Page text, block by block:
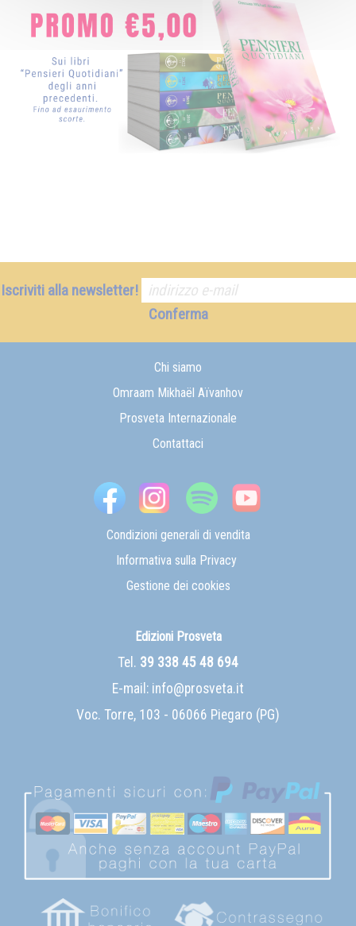
Iscriviti alla newsletter!
Conferma
Chi siamo
Omraam Mikhaël Aïvanhov
Prosveta Internazionale
Contattaci
Condizioni generali di vendita
Informativa sulla Privacy
Gestione dei cookies
Edizioni Prosveta
Tel. 39 338 45 48 694
E-mail: info@prosveta.it
Voc. Torre, 103 - 06066 Piegaro (PG)